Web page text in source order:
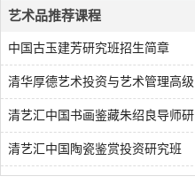
艺术品推荐课程
中国古玉建芳研究班招生简章
清华厚德艺术投资与艺术管理高级
清艺汇中国书画鉴藏朱绍良导师研
清艺汇中国陶瓷鉴赏投资研究班